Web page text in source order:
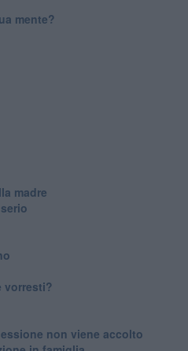
mente?
madre
vorresti?
non viene accolto